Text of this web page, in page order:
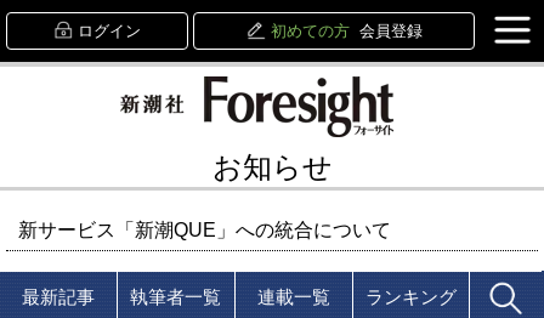
ログイン 初めての方 会員登録
お知らせ
新サービス「新潮QUE」への統合について
最新記事 執筆者一覧 連載一覧 ランキング